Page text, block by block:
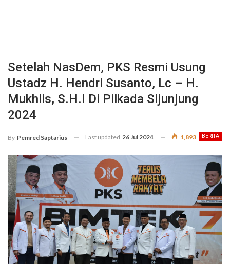
Setelah NasDem, PKS Resmi Usung
Ustadz H. Hendri Susanto, Lc – H.
Mukhlis, S.H.I Di Pilkada Sijunjung
2024
BERITA
By Pemred Saptarius Last updated 26 Jul 2024 1,893